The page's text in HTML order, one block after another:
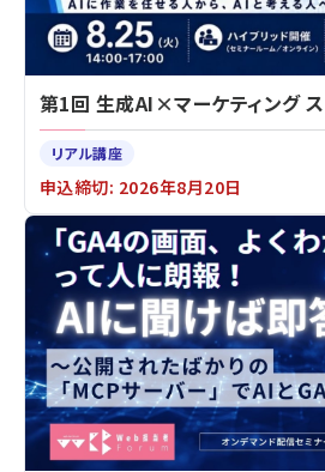
第1回 生成AI×マーケティング
リアル講座
申込締切: 2026年8月20日